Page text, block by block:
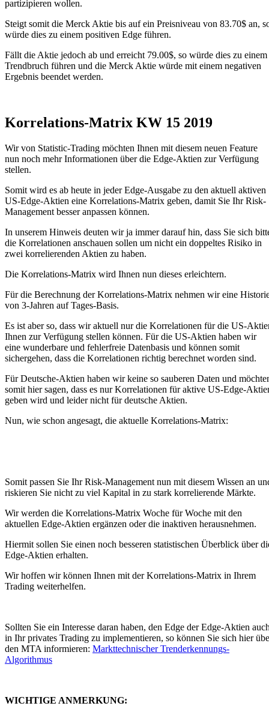
partizipieren wollen.
Steigt somit die Merck Aktie bis auf ein Preisniveau von 83.70$ an,
würde dies zu einem positiven Edge führen.
Fällt die Aktie jedoch ab und erreicht 79.00$, so würde dies zu einem
Trendbruch führen und die Merck Aktie würde mit einem negativen
Ergebnis beendet werden.
Korrelations-Matrix KW 15 2019
Wir von Statistic-Trading möchten Ihnen mit diesem neuen Feature
nun noch mehr Informationen über die Edge-Aktien zur Verfügung
stellen.
Somit wird es ab heute in jeder Edge-Ausgabe zu den aktuell aktiven
US-Edge-Aktien eine Korrelations-Matrix geben, damit Sie Ihr Risk-
Management besser anpassen können.
In unserem Hinweis deuten wir ja immer darauf hin, dass Sie sich
die Korrelationen anschauen sollen um nicht ein doppeltes Risiko in
zwei korrelierenden Aktien zu haben.
Die Korrelations-Matrix wird Ihnen nun dieses erleichtern.
Für die Berechnung der Korrelations-Matrix nehmen wir eine
von 3-Jahren auf Tages-Basis.
Es ist aber so, dass wir aktuell nur die Korrelationen für die US-
Ihnen zur Verfügung stellen können. Für die US-Aktien haben wir
eine wunderbare und fehlerfreie Datenbasis und können somit
sichergehen, dass die Korrelationen richtig berechnet worden sind.
Für Deutsche-Aktien haben wir keine so sauberen Daten und
somit hier sagen, dass es nur Korrelationen für aktive US-Edge-
geben wird und leider nicht für deutsche Aktien.
Nun, wie schon angesagt, die aktuelle Korrelations-Matrix:
Somit passen Sie Ihr Risk-Management nun mit diesem Wissen an
riskieren Sie nicht zu viel Kapital in zu stark korrelierende Märkte.
Wir werden die Korrelations-Matrix Woche für Woche mit den
aktuellen Edge-Aktien ergänzen oder die inaktiven herausnehmen.
Hiermit sollen Sie einen noch besseren statistischen Überblick über
Edge-Aktien erhalten.
Wir hoffen wir können Ihnen mit der Korrelations-Matrix in Ihrem
Trading weiterhelfen.
Sollten Sie ein Interesse daran haben, den Edge der Edge-Aktien
in Ihr privates Trading zu implementieren, so können Sie sich hier
den MTA informieren: Markttechnischer Trenderkennungs-
Algorithmus
WICHTIGE ANMERKUNG: